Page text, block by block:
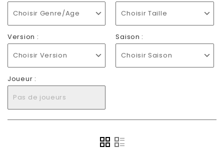
Choisir Genre/Age
Choisir Taille
Version :
Choisir Version
Saison :
Choisir Saison
Joueur :
Pas de joueurs